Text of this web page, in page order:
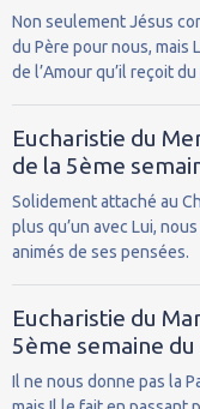
Non seulement Jésus
du Père pour nous, mais
de l’Amour qu’il reçoit du
Eucharistie du
de la 5ème
Solidement attaché au
plus qu’un avec Lui,
animés de ses pensées.
Eucharistie du
5ème semaine
Il ne nous donne pas la